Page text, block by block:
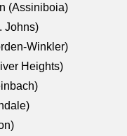
(Assiniboia)
Johns)
Winkler)
Heights)